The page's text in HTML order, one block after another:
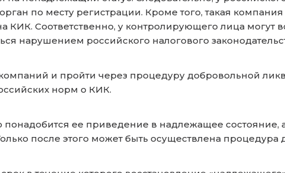
по месту регистрации. Кроме того, такая
Соответственно, у контролирующего лица могут
нарушением российского налогового
и пройти через процедуру добровольной
норм о КИК.
ее приведение в надлежащее состояние,
после этого может быть осуществлена процедура